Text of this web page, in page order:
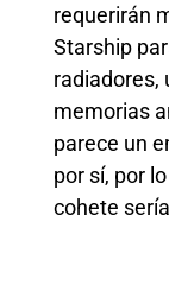
requerirán
Starship
radiadores,
memorias
parece un
por sí, por
cohete